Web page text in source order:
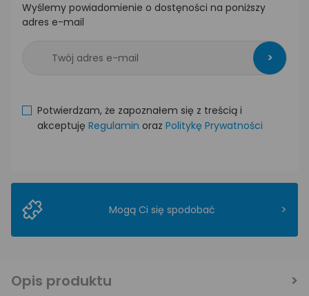
Wyślemy powiadomienie o dostęności na poniższy
adres e-mail
>
Potwierdzam, że zapoznałem się z treścią i
akceptuję Regulamin oraz Politykę Prywatności
Mogą Ci się spodobać >
Opis produktu